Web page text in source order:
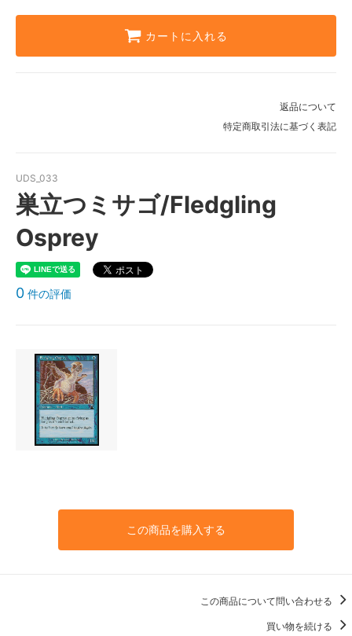
カートに入れる
返品について
特定商取引法に基づく表記
UDS_033
巣立つミサゴ/Fledgling
Osprey
0 件の評価
この商品を購入する
この商品について問い合わせる
買い物を続ける